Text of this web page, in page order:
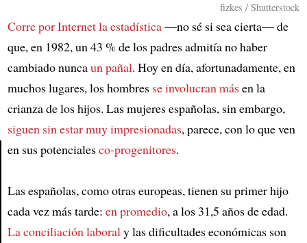
fizkes / Shutterstock
Corre por Internet la estadística—no sé si sea cierta— de
que, en 1982, un 43 % de los padres admitía no haber
cambiado nuncaun pañal. Hoy en día, afortunadamente, en
muchos lugares, los hombres se involucran másen la
crianza de los hijos. Las mujeres españolas, sin embargo,
siguen sin estar muy impresionadas, parece, con lo que ven
en sus potencialesco-progenitores.
Las españolas, como otras europeas, tienen su primer hijo
cada vez más tarde: en promedio, a los 31,5 años de edad.
La conciliación laboraly las dificultades económicas son